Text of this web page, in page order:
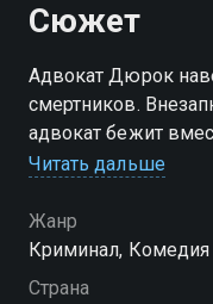
Сюжет
Адвокат Дюрок
смертников.
адвокат бежит
заключёнными,
Читать дальше
Жанр
Криминал, Комедия
Страна